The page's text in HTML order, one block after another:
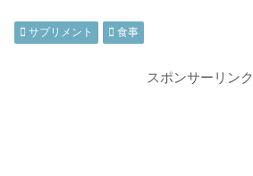
サプリメント 食事
スポンサーリンク